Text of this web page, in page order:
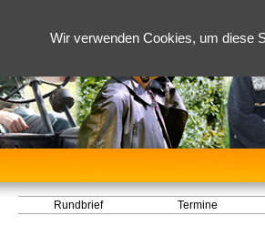
Wir verwenden Cookies, um diese
Rundbrief Termine